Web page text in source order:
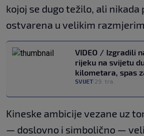
kojoj se dugo težilo, ali nikada
ostvarena u velikim
VIDEO / Izgradili
rijeku na svijetu
kilometara, spas
SVIJET 29. tra.
Kineske ambicije vezane uz
— doslovno i simbolično —